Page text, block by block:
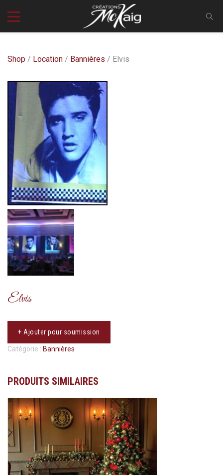
Shop / Location / Bannières / Elvis
Elvis
+ Ajouter pour soumission
Catégorie : Bannières
PRODUITS SIMILAIRES